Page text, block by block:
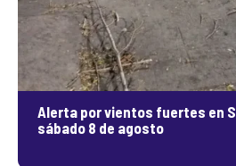
Alerta por vientos fuertes en
sábado 8 de agosto